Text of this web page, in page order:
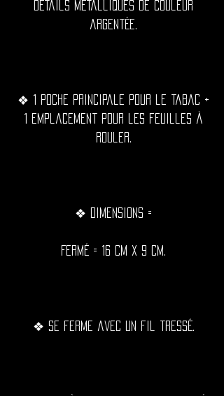
Détails métalliques de couleur
argentée.
❖ 1 poche principale pour le tabac +
1 emplacement pour les feuilles à
rouler.
❖ Dimensions =
Fermé = 16 cm x 9 cm.
❖ Se ferme avec un fil tressé.